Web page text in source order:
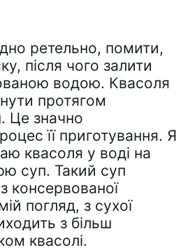
ретельно, помити,
після чого залити
водою. Квасоля
протягом
Це значно
її приготування. Я
квасоля у воді на
суп. Такий суп
консервованої
погляд, з сухої
з більш
квасолі.